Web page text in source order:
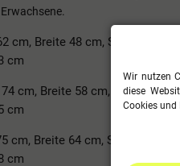
cm, Breite 48 cm,
cm
cm, Breite 58 cm,
cm
cm, Breite 64 cm,
cm
Wir nutzen
diese
Cookies und